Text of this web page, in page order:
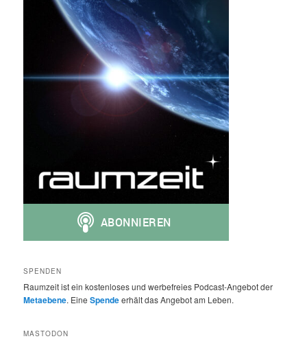
SPENDEN
Raumzeit ist ein kostenloses und werbefreies Podcast-Angebot der
Metaebene. EineSpendeerhält das Angebot am Leben.
MASTODON